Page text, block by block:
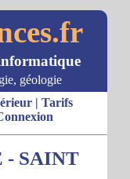
géologie
| Tarifs
- SAINT